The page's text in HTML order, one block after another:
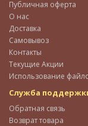
Публичная оферта
О нас
Доставка
Самовывоз
Контакты
Текущие Акции
Использование
Служба
Обратная связь
Возврат товара